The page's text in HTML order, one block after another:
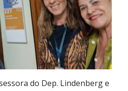
do Dep. Lindenberg e